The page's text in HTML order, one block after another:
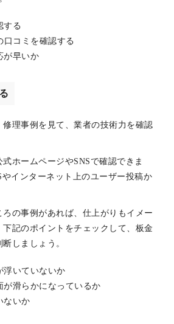
する
口コミを確認する
が早いか
理事例を見て、業者の技術力を確認
ホームページやSNSで確認できま
インターネット上のユーザー投稿か
ろの事例があれば、仕上がりもイメー
記のポイントをチェックして、板金
しましょう。
浮いていないか
が滑らかになっているか
ないか